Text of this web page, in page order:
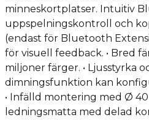
minneskortplatser. Intuitiv
uppspelningskontroll och
(endast för Bluetooth
för visuell feedback. • Bred
miljoner färger. • Ljusstyrka
dimningsfunktion kan
• Infälld montering med Ø
ledningsmatta med delad